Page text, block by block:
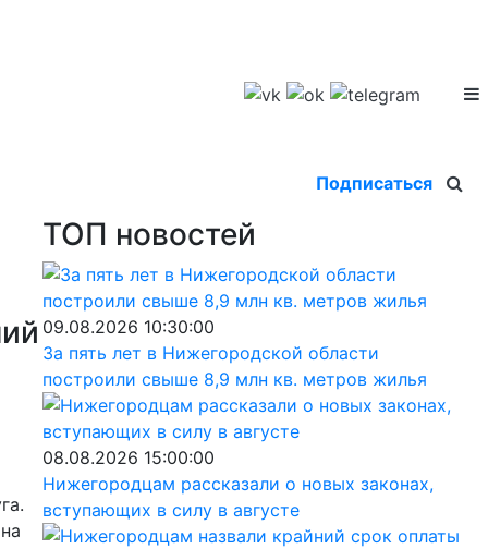
Подписаться
ТОП новостей
09.08.2026 10:30:00
За пять лет в Нижегородской области
построили свыше 8,9 млн кв. метров жилья
08.08.2026 15:00:00
Нижегородцам рассказали о новых законах,
вступающих в силу в августе